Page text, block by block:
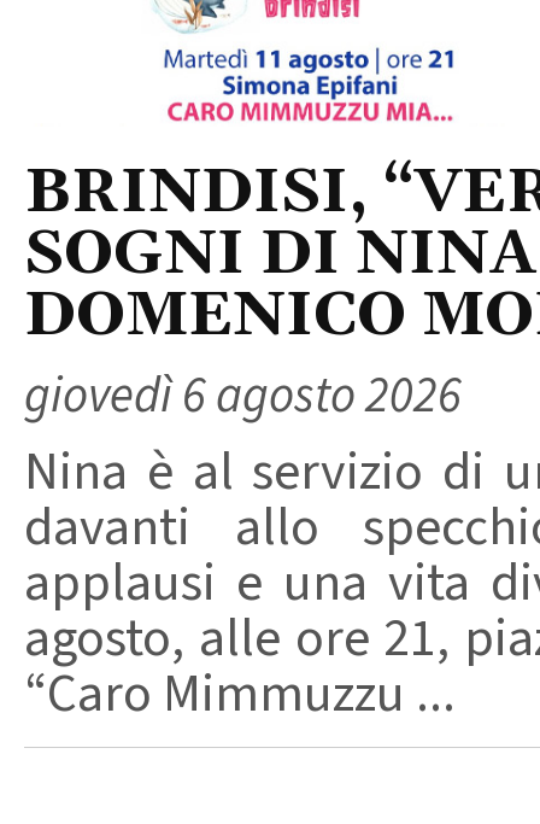
BRINDISI,
SOGNI DI
DOMENICO
giovedì 6 agosto 2026
Nina è al servizio di
davanti allo
applausi e una vita
agosto, alle ore 21,
“Caro Mimmuzzu ...